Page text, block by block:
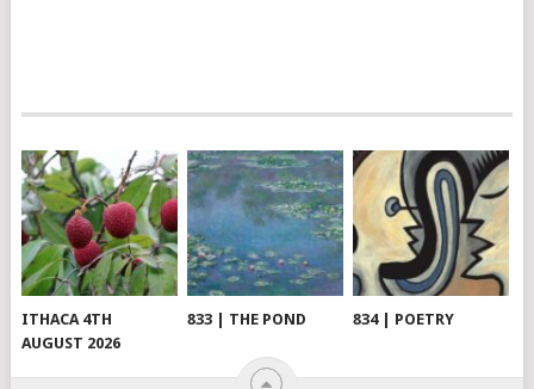
ITHACA 4TH
AUGUST 2026
833 | THE POND 834 | POETRY